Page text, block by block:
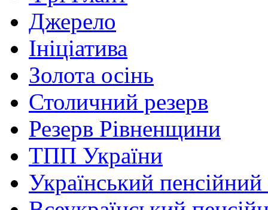
Джерело
Ініціатива
Золота осінь
Столичний резерв
Резерв Рівненщини
ТПП України
Український